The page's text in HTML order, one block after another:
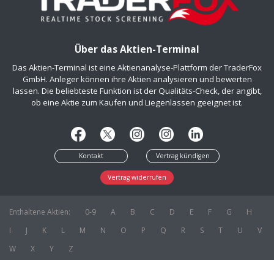
Über das Aktien-Terminal
Das Aktien-Terminal ist eine Aktienanalyse-Plattform der TraderFox
GmbH. Anleger können ihre Aktien analysieren und bewerten
lassen. Die beliebteste Funktion ist der Qualitäts-Check, der angibt,
ob eine Aktie zum Kaufen und Liegenlassen geeignet ist.
Kontakt Vertrag kündigen
Vertrag widerrufen
Enthaltene Aktien: 0-9 A B C D E F G
H
I
J K L M N O P Q R S T U
V
W
X Y Z